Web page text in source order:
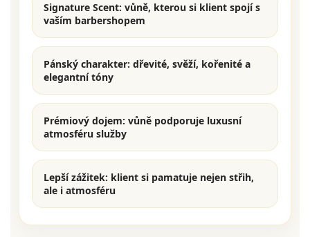
Signature Scent: vůně, kterou si klient spojí s
vaším barbershopem
Pánský charakter: dřevité, svěží, kořenité a
elegantní tóny
Prémiový dojem: vůně podporuje luxusní
atmosféru služby
Lepší zážitek: klient si pamatuje nejen střih,
ale i atmosféru